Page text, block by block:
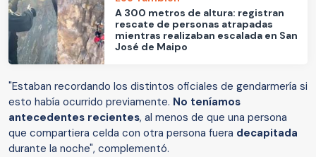
A 300 metros de altura: registran
rescate de personas atrapadas
mientras realizaban escalada en San
José de Maipo
"Estaban recordando los distintos oficiales de gendarmería si
esto había ocurrido previamente. No teníamos
antecedentes recientes, al menos de que una persona
que compartiera celda con otra persona fuera decapitada
durante la noche", complementó.